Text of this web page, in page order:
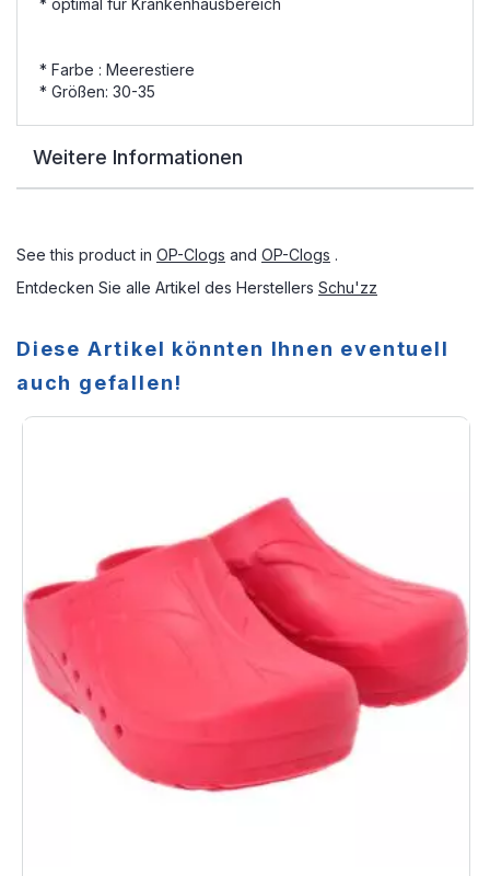
* optimal für Krankenhausbereich
* Farbe : Meerestiere
* Größen: 30-35
Weitere Informationen
See this product in OP-Clogs and OP-Clogs .
Entdecken Sie alle Artikel des Herstellers Schu'zz
Diese Artikel könnten Ihnen eventuell
auch gefallen!